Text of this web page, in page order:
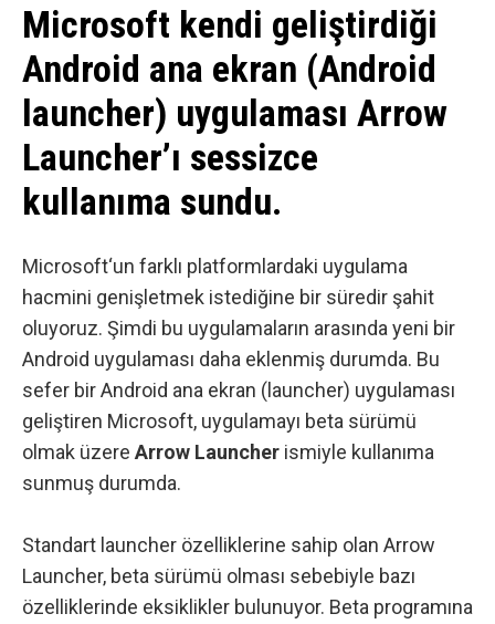
Microsoft kendi geliştirdiği
Android ana ekran (Android
launcher) uygulaması Arrow
Launcher’ı sessizce
kullanıma sundu.
Microsoft‘un farklı platformlardaki uygulama
hacmini genişletmek istediğine bir süredir şahit
oluyoruz. Şimdi bu uygulamaların arasında yeni bir
Android uygulaması daha eklenmiş durumda. Bu
sefer bir Android ana ekran (launcher) uygulaması
geliştiren Microsoft, uygulamayı beta sürümü
olmak üzere Arrow Launcher ismiyle kullanıma
sunmuş durumda.
Standart launcher özelliklerine sahip olan Arrow
Launcher, beta sürümü olması sebebiyle bazı
özelliklerinde eksiklikler bulunuyor. Beta programına